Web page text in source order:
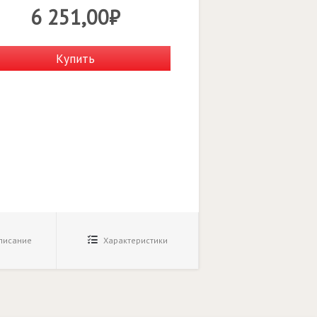
6 251,00₽
Купить
Характеристики